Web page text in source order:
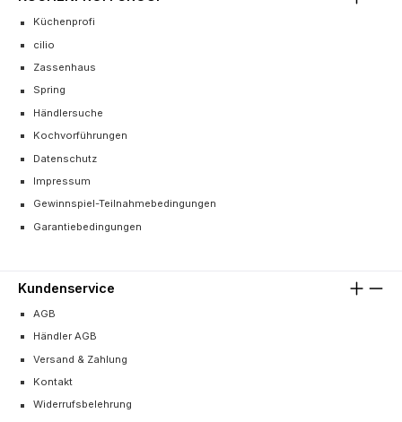
Küchenprofi
cilio
Zassenhaus
Spring
Händlersuche
Kochvorführungen
Datenschutz
Impressum
Gewinnspiel-Teilnahmebedingungen
Garantiebedingungen
Kundenservice
AGB
Händler AGB
Versand & Zahlung
Kontakt
Widerrufsbelehrung